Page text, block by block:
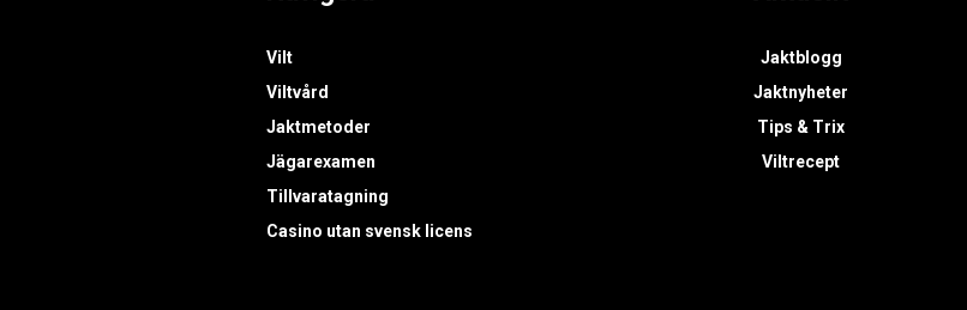
Vilt
Viltvård
Jaktmetoder
Jägarexamen
Tillvaratagning
Casino utan svensk licens
Jaktblogg
Jaktnyheter
Tips & Trix
Viltrecept